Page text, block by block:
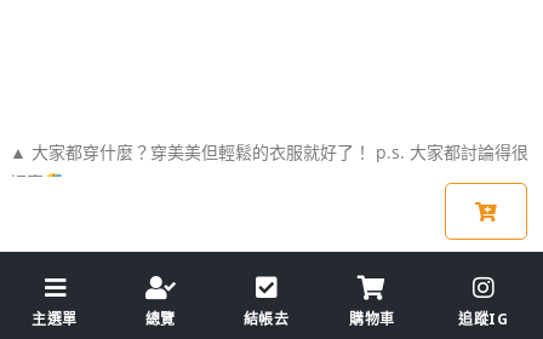
▲ 大家都穿什麼？穿美美但輕鬆的衣服就好了！ p.s. 大家都討論得很
認真
主選單 總覽 結帳去 購物車 追蹤IG